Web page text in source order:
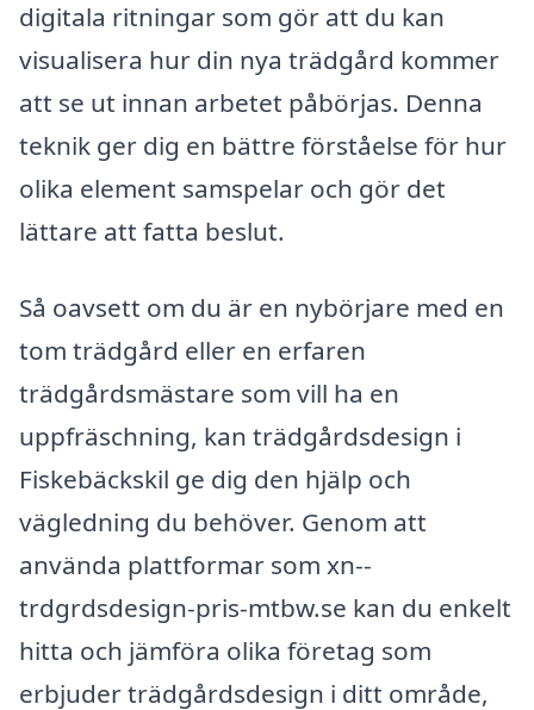
digitala ritningar som gör att du kan
visualisera hur din nya trädgård kommer
att se ut innan arbetet påbörjas. Denna
teknik ger dig en bättre förståelse för hur
olika element samspelar och gör det
lättare att fatta beslut.
Så oavsett om du är en nybörjare med en
tom trädgård eller en erfaren
trädgårdsmästare som vill ha en
uppfräschning, kan trädgårdsdesign i
Fiskebäckskil ge dig den hjälp och
vägledning du behöver. Genom att
använda plattformar som xn--
trdgrdsdesign-pris-mtbw.se kan du enkelt
hitta och jämföra olika företag som
erbjuder trädgårdsdesign i ditt område,